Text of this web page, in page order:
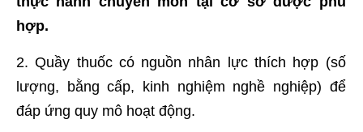
hợp.
2. Quầy thuốc có nguồn nhân lực thích hợp (số
lượng, bằng cấp, kinh nghiệm nghề nghiệp) để
đáp ứng quy mô hoạt động.